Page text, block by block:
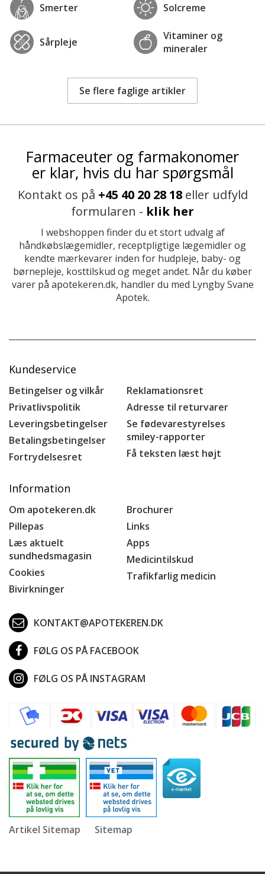
Smerter Solcreme
Sårpleje
Vitaminer og
mineraler
Se flere faglige artikler
Farmaceuter og farmakonomer
er klar, hvis du har spørgsmål
Kontakt os på +45 40 20 28 18eller udfyld
formularen - klik her
I webshoppen finder du et stort udvalg af
håndkøbslægemidler, receptpligtige lægemidler og
kendte mærkevarer inden for hudpleje, baby- og
børnepleje, kosttilskud og meget andet. Når du køber
varer på apotekeren.dk, handler du med Lyngby Svane
Apotek.
Kundeservice
Betingelser og vilkår
Privatlivspolitik
Leveringsbetingelser
Betalingsbetingelser
Fortrydelsesret
Reklamationsret
Adresse til returvarer
Se fødevarestyrelses
smiley-rapporter
Få teksten læst højt
Information
Om apotekeren.dk
Pillepas
Læs aktuelt
sundhedsmagasin
Cookies
Bivirkninger
Brochurer
Links
Apps
Medicintilskud
Trafikfarlig medicin
KONTAKT@APOTEKEREN.DK
FØLG OS PÅ FACEBOOK
FØLG OS PÅ INSTAGRAM
Artikel Sitemap Sitemap